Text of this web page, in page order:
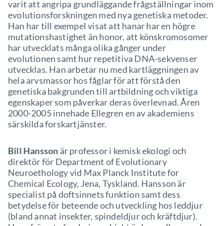
varit att angripa grundläggande frågställningar inom
evolutionsforskningen med nya genetiska metoder.
Han har till exempel visat att hanar har en högre
mutationshastighet än honor, att könskromosomer
har utvecklats många olika gånger under
evolutionen samt hur repetitiva DNA-sekvenser
utvecklas. Han arbetar nu med kartläggningen av
hela arvsmassor hos fåglar för att förstå den
genetiska bakgrunden till artbildning och viktiga
egenskaper som påverkar deras överlevnad. Åren
2000-2005 innehade Ellegren en av akademiens
särskilda forskartjänster.
Bill Hansson är professor i kemisk ekologi och
direktör för Department of Evolutionary
Neuroethology vid Max Planck Institute for
Chemical Ecology, Jena, Tyskland. Hansson är
specialist på doftsinnets funktion samt dess
betydelse för beteende och utveckling hos leddjur
(bland annat insekter, spindeldjur och kräftdjur).